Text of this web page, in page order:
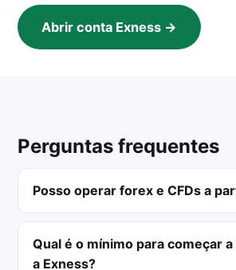
Abrir conta Exness →
Perguntas frequentes
Posso operar forex e CFDs a
Qual é o mínimo para começar
a Exness?